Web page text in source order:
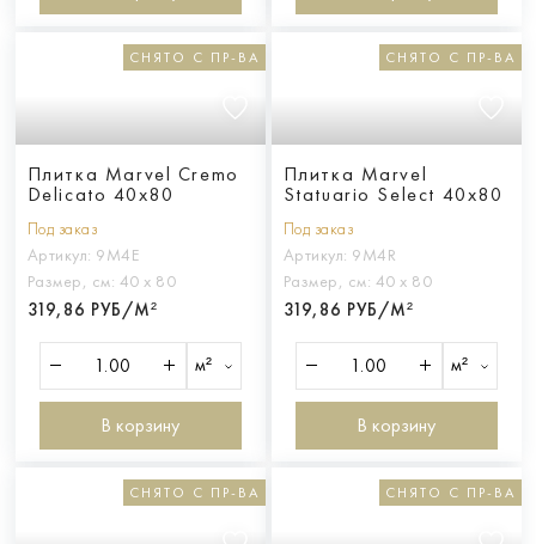
СНЯТО С ПР-ВА
Плитка Marvel Cremo
Delicato 40x80
Под заказ
Артикул: 9M4E
Размер, см: 40 х 80
319,86 РУБ/М²
м²
В корзину
СНЯТО С ПР-ВА
Плитка Marvel
Statuario Select 40x80
Под заказ
Артикул: 9M4R
Размер, см: 40 х 80
319,86 РУБ/М²
м²
В корзину
СНЯТО С ПР-ВА СНЯТО С ПР-ВА